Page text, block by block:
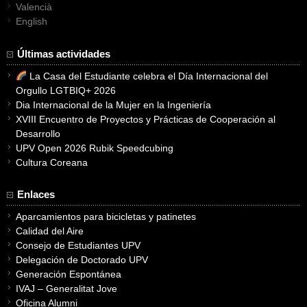
Valencià
English
Últimas actividades
La Casa del Estudiante celebra el Día Internacional del
Orgullo LGTBIQ+ 2026
Dia Internacional de la Mujer en la Ingeniería
XVIII Encuentro de Proyectos y Prácticas de Cooperación al
Desarrollo
UPV Open 2026 Rubik Speedcubing
Cultura Coreana
Enlaces
Aparcamientos para bicicletas y patinetes
Calidad del Aire
Consejo de Estudiantes UPV
Delegación de Doctorado UPV
Generación Espontánea
IVAJ – Generalitat Jove
Oficina Alumni